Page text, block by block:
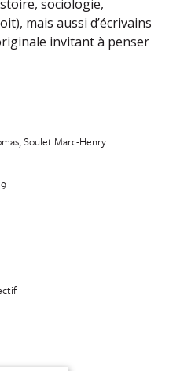
sociologie,
mais aussi d’écrivains
invitant à penser
Soulet Marc-Henry